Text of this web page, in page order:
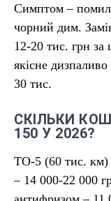
Симптом –
чорний дим.
12-20 тис. грн за
якісне
30 тис.
СКІЛЬКИ
150 У 2026?
ТО-5 (60 тис. км)
– 14 000-22 000